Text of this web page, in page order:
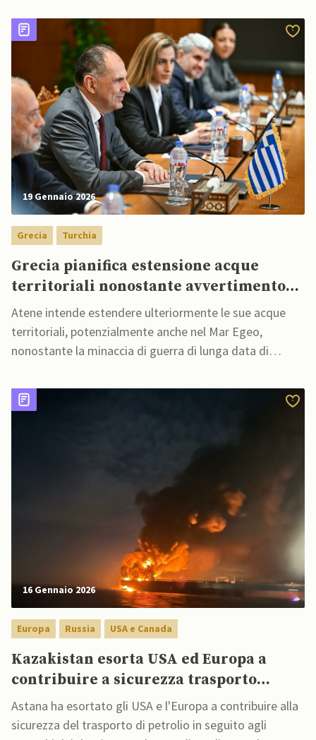
19 Gennaio 2026
Grecia Turchia
Grecia pianifica estensione acque
territoriali nonostante avvertimento
della Turchia
Atene intende estendere ulteriormente le sue acque
territoriali, potenzialmente anche nel Mar Egeo,
nonostante la minaccia di guerra di lunga data di
16 Gennaio 2026
Europa Russia USA e Canada
Kazakistan esorta USA ed Europa a
contribuire a sicurezza trasporto
petrolifero dopo attacchi a petroliere
nel Mar Nero
Astana ha esortato gli USA e l'Europa a contribuire alla
sicurezza del trasporto di petrolio in seguito agli